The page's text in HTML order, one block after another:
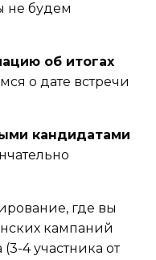
не будем
об итогах
о дате встречи
кандидатами
где вы
кампаний
4 участника от